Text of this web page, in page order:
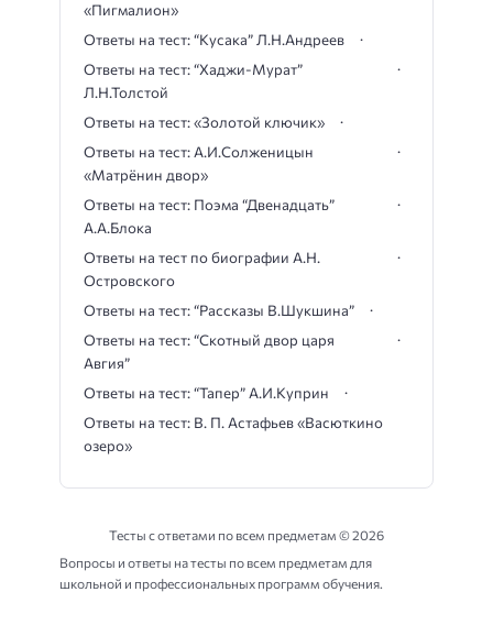
«Пигмалион»
Ответы на тест: “Кусака” Л.Н.Андреев
Ответы на тест: “Хаджи-Мурат”
Л.Н.Толстой
Ответы на тест: «Золотой ключик»
Ответы на тест: А.И.Солженицын
«Матрёнин двор»
Ответы на тест: Поэма “Двенадцать”
А.А.Блока
Ответы на тест по биографии А.Н.
Островского
Ответы на тест: “Рассказы В.Шукшина”
Ответы на тест: “Скотный двор царя
Авгия”
Ответы на тест: “Тапер” А.И.Куприн
Ответы на тест: В. П. Астафьев «Васюткино
озеро»
Тесты с ответами по всем предметам ©2026
Вопросы и ответы на тесты по всем предметам для
школьной и профессиональных программ обучения.